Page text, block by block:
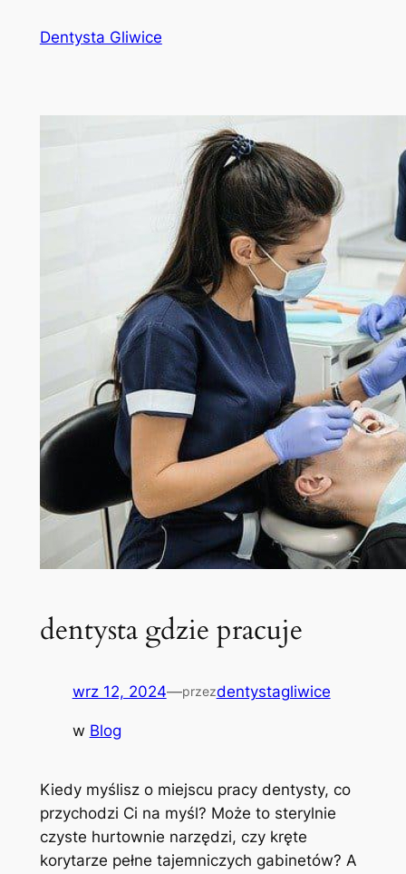
Dentysta Gliwice
dentysta gdzie pracuje
wrz 12, 2024—przezdentystagliwice
w Blog
Kiedy myślisz o miejscu pracy dentysty, co
przychodzi Ci na myśl? Może to sterylnie
czyste hurtownie narzędzi, czy kręte
korytarze pełne tajemniczych gabinetów? A